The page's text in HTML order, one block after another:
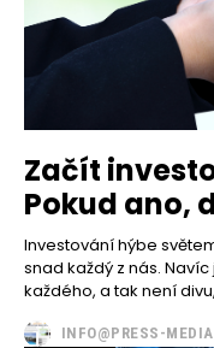
Začít
Pokud ano,
Investování hýbe
snad každý z nás.
každého, a tak není
INFO@PRESS-